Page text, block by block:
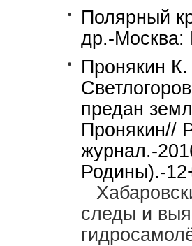
Полярный
др.-Москва:
Пронякин
предан
Пронякин//
журнал.-
Родины).-
следы и